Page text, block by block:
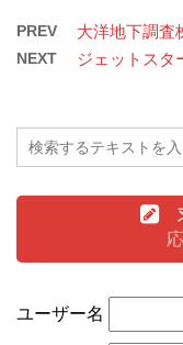
PREV 大洋地下調査
NEXT ジェットスタ
ユーザー名